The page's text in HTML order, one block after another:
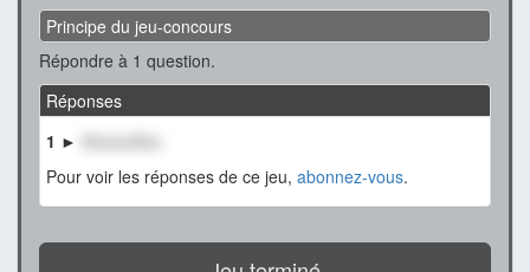
Principe du jeu-concours
Répondre à 1 question.
Réponses
1 ►
Pour voir les réponses de ce jeu, abonnez-vous.